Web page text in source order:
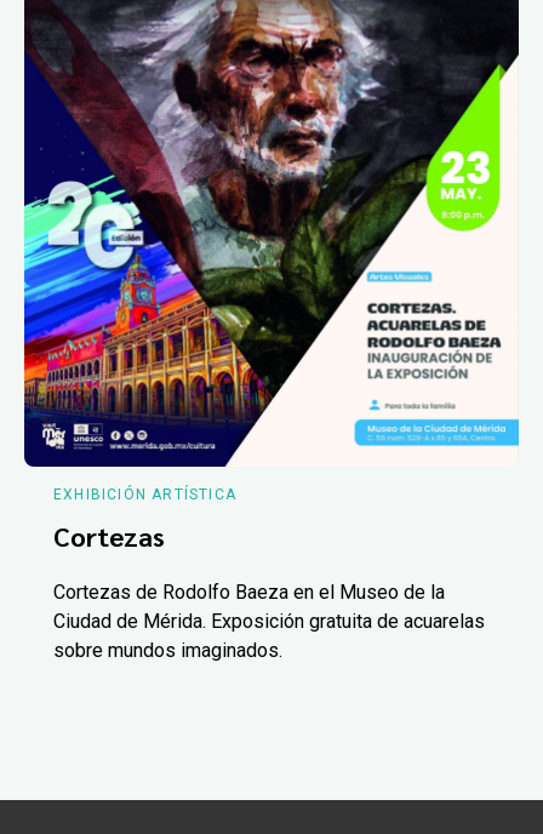
EXHIBICIÓN ARTÍSTICA
Cortezas
Cortezas de Rodolfo Baeza en el Museo de la
Ciudad de Mérida. Exposición gratuita de acuarelas
sobre mundos imaginados.